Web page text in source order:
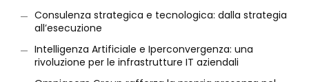
Consulenza strategica e tecnologica: dalla strategia
all’esecuzione
Intelligenza Artificiale e Iperconvergenza: una
rivoluzione per le infrastrutture IT aziendali